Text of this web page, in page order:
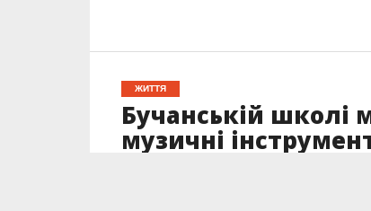
ЖИТТЯ
Бучанській школі
музичні